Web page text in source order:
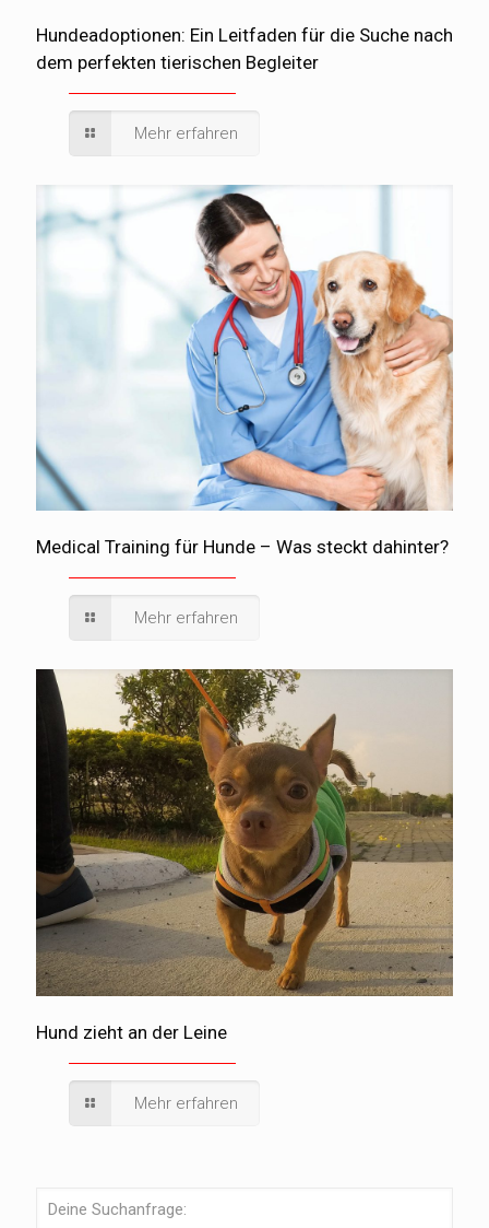
Hundeadoptionen: Ein Leitfaden für die Suche nach
dem perfekten tierischen Begleiter
Mehr erfahren
Medical Training für Hunde – Was steckt dahinter?
Mehr erfahren
Hund zieht an der Leine
Mehr erfahren